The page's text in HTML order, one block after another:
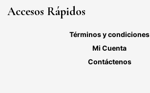
Accesos Rápidos
Términos y condiciones
Mi Cuenta
Contáctenos